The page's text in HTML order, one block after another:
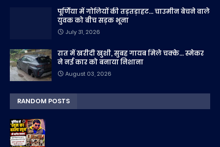
पूर्णिया में गोलियों की तड़तड़ाहट... चाउमीन बेचने वाले
युवक को बीच सड़क भूना
July 31, 2026
रात में खरीदी खुशी, सुबह गायब मिले चक्के... स्मेकर
ने नई कार को बनाया निशाना
August 03, 2026
RANDOM POSTS